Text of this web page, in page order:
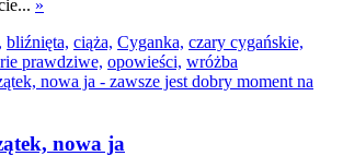
»
bliźnięta, ciąża, Cyganka, czary cygańskie,
prawdziwe, opowieści, wróżba
nowa ja